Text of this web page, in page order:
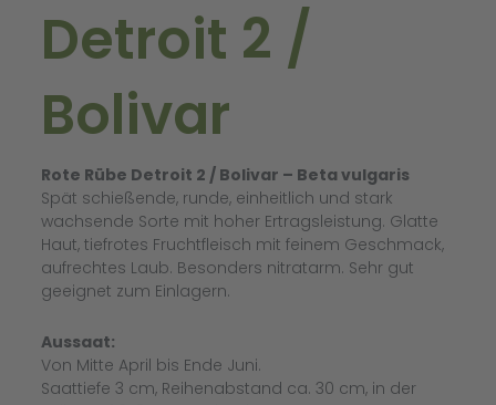
Detroit 2 /
Bolivar
Rote Rübe Detroit 2 / Bolivar – Beta vulgaris
Spät schießende, runde, einheitlich und stark
wachsende Sorte mit hoher Ertragsleistung. Glatte
Haut, tiefrotes Fruchtfleisch mit feinem Geschmack,
aufrechtes Laub. Besonders nitratarm. Sehr gut
geeignet zum Einlagern.
Aussaat:
Von Mitte April bis Ende Juni.
Saattiefe 3 cm, Reihenabstand ca. 30 cm, in der